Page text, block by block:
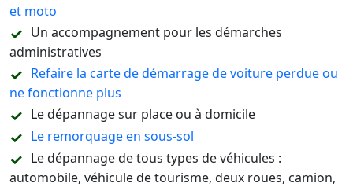
et moto
Un accompagnement pour les démarches
administratives
Refaire la carte de démarrage de voiture perdue ou
ne fonctionne plus
Le dépannage sur place ou à domicile
Le remorquage en sous-sol
Le dépannage de tous types de véhicules :
automobile, véhicule de tourisme, deux roues, camion,